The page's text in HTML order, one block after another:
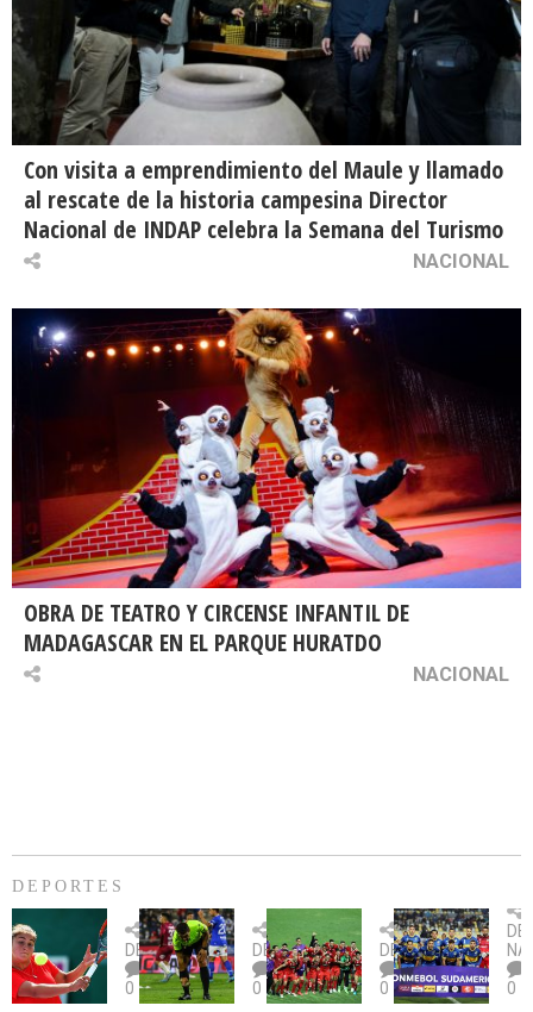
Con visita a emprendimiento del Maule y llamado
al rescate de la historia campesina Director
Nacional de INDAP celebra la Semana del Turismo
NACIONAL
OBRA DE TEATRO Y CIRCENSE INFANTIL DE
MADAGASCAR EN EL PARQUE HURATDO
NACIONAL
DEPORTES
Billie
Jean
King
Cup:
DEPORTES
0
U.
Católica
fue
citada
DEPORTES
0
Copa
Sudamericana:
U.
La
DEPORTES
0
un
0